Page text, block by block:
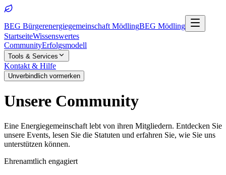
BEG Bürgerenergiegemeinschaft MödlingBEG Mödling
StartseiteWissenswertes
CommunityErfolgsmodell
Tools & Services
Kontakt & Hilfe
Unverbindlich vormerken
Unsere Community
Eine Energiegemeinschaft lebt von ihren Mitgliedern. Entdecken Sie
unsere Events, lesen Sie die Statuten und erfahren Sie, wie Sie uns
unterstützen können.
Ehrenamtlich engagiert